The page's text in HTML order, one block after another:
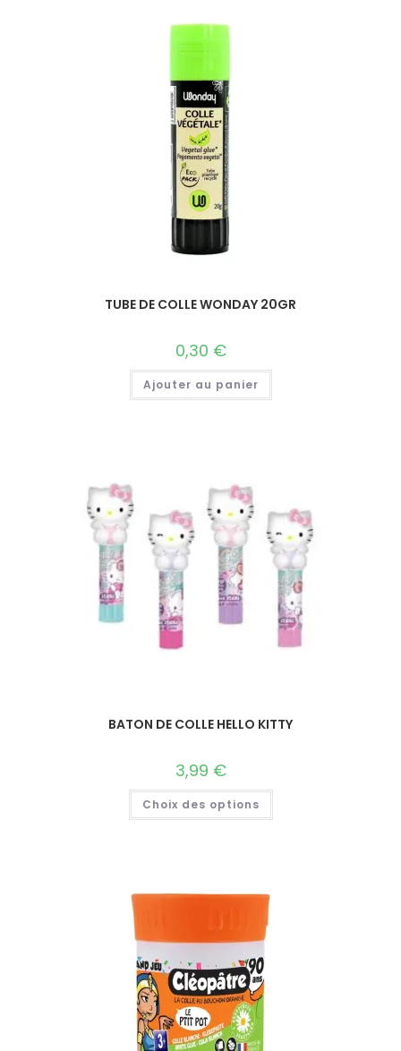
TUBE DE COLLE WONDAY 20GR
0,30 €
Ajouter au panier
BATON DE COLLE HELLO KITTY
3,99 €
Choix des options